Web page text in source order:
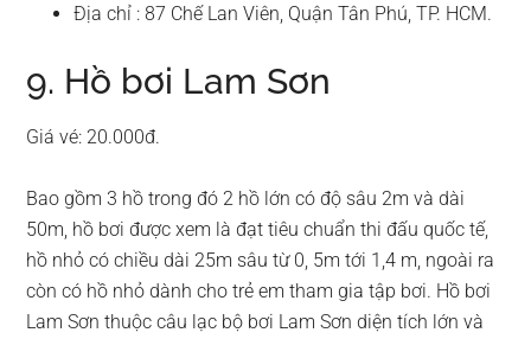
Địa chỉ : 87 Chế Lan Viên, Quận Tân Phú, TP. HCM.
9. Hồ bơi Lam Sơn
Giá vé: 20.000đ.
Bao gồm 3 hồ trong đó 2 hồ lớn có độ sâu 2m và dài
50m, hồ bơi được xem là đạt tiêu chuẩn thi đấu quốc tế,
hồ nhỏ có chiều dài 25m sâu từ 0, 5m tới 1,4 m, ngoài ra
còn có hồ nhỏ dành cho trẻ em tham gia tập bơi. Hồ bơi
Lam Sơn thuộc câu lạc bộ bơi Lam Sơn diện tích lớn và